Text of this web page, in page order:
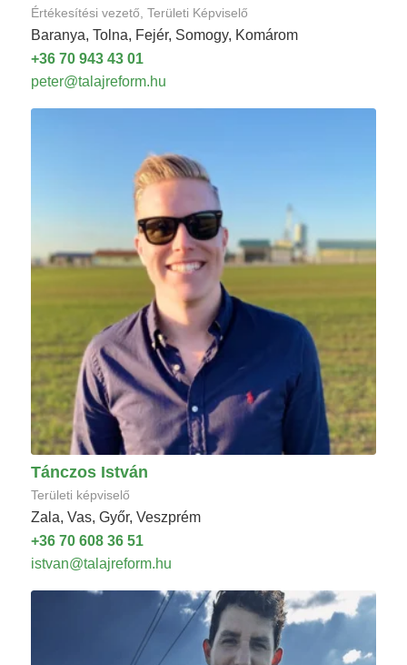
Értékesítési vezető, Területi Képviselő
Baranya, Tolna, Fejér, Somogy, Komárom
+36 70 943 43 01
peter@talajreform.hu
Tánczos István
Területi képviselő
Zala, Vas, Győr, Veszprém
+36 70 608 36 51
istvan@talajreform.hu